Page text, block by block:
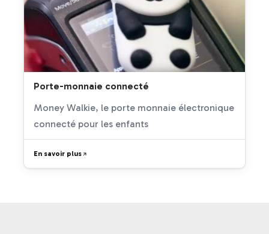
Porte-monnaie connecté
Money Walkie, le porte monnaie électronique
connecté pour les enfants
En savoir plus